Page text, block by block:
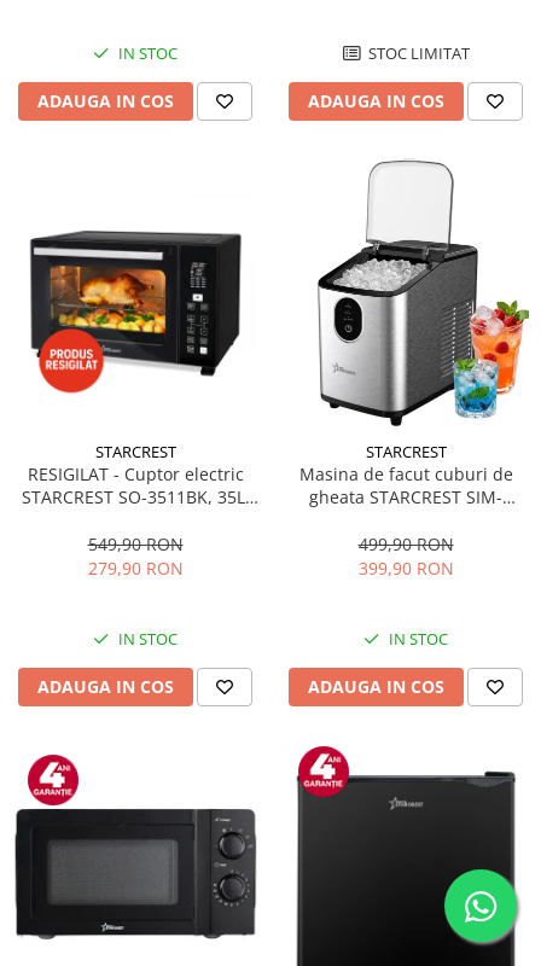
IN STOC
ADAUGA IN COS
STOC LIMITAT
ADAUGA IN COS
STARCREST
RESIGILAT - Cuptor electric
STARCREST SO-3511BK, 35L,
Programe predefinite,
Interfata digitala, Negru
549,90 RON
279,90 RON
IN STOC
ADAUGA IN COS
STARCREST
Masina de facut cuburi de
gheata STARCREST SIM-
12Kg/24h, Cos gheata
detasabil, Rezervor apa 0.8 l,
499,90 RON
399,90 RON
IN STOC
ADAUGA IN COS